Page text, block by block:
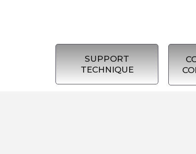
SUPPORT
TECHNIQUE